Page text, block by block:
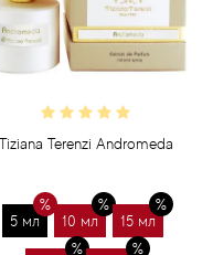
Tiziana Terenzi Andromeda
5 мл 10 мл 15 мл